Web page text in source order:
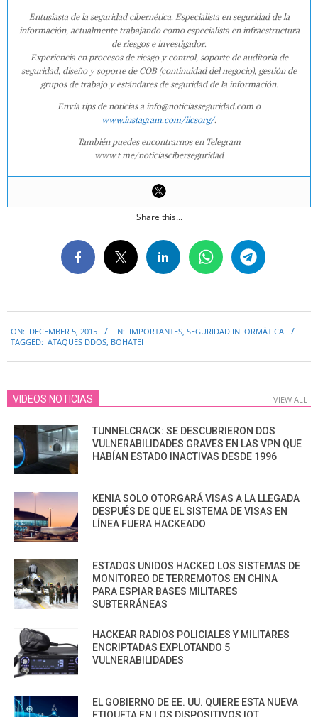
Entusiasta de la seguridad cibernética. Especialista en seguridad de la
información, actualmente trabajando como especialista en infraestructura
de riesgos e investigador.
Experiencia en procesos de riesgo y control, soporte de auditoría de
seguridad, diseño y soporte de COB (continuidad del negocio), gestión de
grupos de trabajo y estándares de seguridad de la información.
Envía tips de noticias a info@noticiasseguridad.com o
www.instagram.com/iicsorg/.
También puedes encontrarnos en Telegram
www.t.me/noticiasciberseguridad
Share this...
12-
ON: DECEMBER 5, 2015 IN: IMPORTANTES, SEGURIDAD INFORMÁTICA
TAGGED: ATAQUES DDOS, BOHATEI
VIDEOS NOTICIAS VIEW ALL
TUNNELCRACK: SE DESCUBRIERON DOS
VULNERABILIDADES GRAVES EN LAS VPN QUE
HABÍAN ESTADO INACTIVAS DESDE 1996
KENIA SOLO OTORGARÁ VISAS A LA LLEGADA
DESPUÉS DE QUE EL SISTEMA DE VISAS EN
LÍNEA FUERA HACKEADO
ESTADOS UNIDOS HACKEO LOS SISTEMAS DE
MONITOREO DE TERREMOTOS EN CHINA
PARA ESPIAR BASES MILITARES
SUBTERRÁNEAS
HACKEAR RADIOS POLICIALES Y MILITARES
ENCRIPTADAS EXPLOTANDO 5
VULNERABILIDADES
EL GOBIERNO DE EE. UU. QUIERE ESTA NUEVA
ETIQUETA EN LOS DISPOSITIVOS IOT